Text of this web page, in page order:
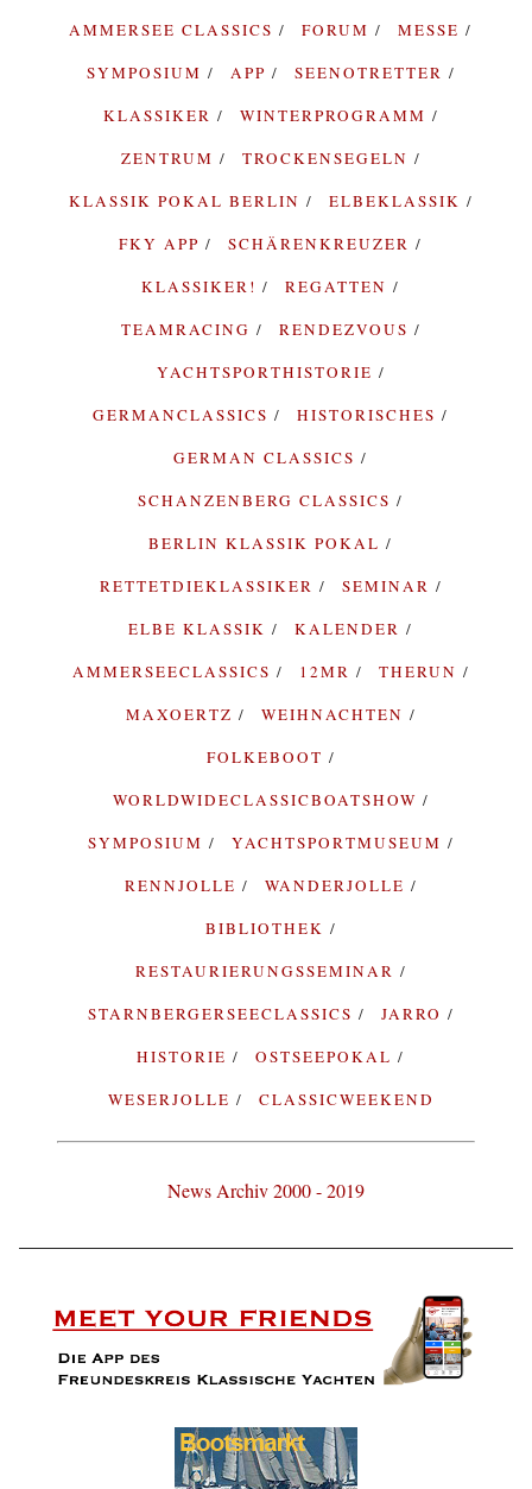
AMMERSEE CLASSICS FORUM
MESSE
SYMPOSIUM
APP
SEENOTRETTER
KLASSIKER
WINTERPROGRAMM
ZENTRUM
TROCKENSEGELN
KLASSIK POKAL BERLIN
ELBEKLASSIK
FKY APP
SCHÄRENKREUZER
KLASSIKER!
REGATTEN
TEAMRACING
RENDEZVOUS
YACHTSPORTHISTORIE
GERMANCLASSICS
HISTORISCHES
GERMAN CLASSICS
SCHANZENBERG CLASSICS
BERLIN KLASSIK POKAL
RETTETDIEKLASSIKER
SEMINAR
ELBE KLASSIK
KALENDER
AMMERSEECLASSICS
12MR
THERUN
MAXOERTZ
WEIHNACHTEN
FOLKEBOOT
WORLDWIDECLASSICBOATSHOW
SYMPOSIUM
YACHTSPORTMUSEUM
RENNJOLLE
WANDERJOLLE
BIBLIOTHEK
RESTAURIERUNGSSEMINAR
STARNBERGERSEECLASSICS
JARRO
HISTORIE
OSTSEEPOKAL
WESERJOLLE
CLASSICWEEKEND
News Archiv 2000 - 2019